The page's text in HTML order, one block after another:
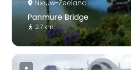
Nieuw-Zeeland
Panmure Bridge
2.7 km